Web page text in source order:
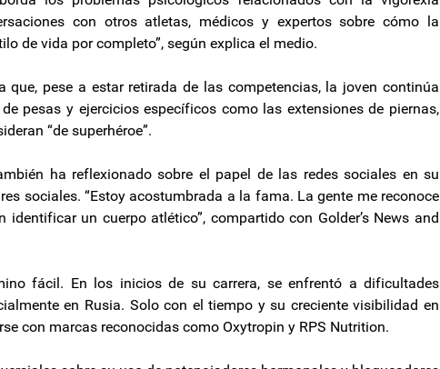
con otros atletas, médicos y expertos sobre cómo la
de vida por completo”, según explica el medio.
pese a estar retirada de las competencias, la joven continúa
pesas y ejercicios específicos como las extensiones de piernas,
“de superhéroe”.
ha reflexionado sobre el papel de las redes sociales en su
sociales. “Estoy acostumbrada a la fama. La gente me reconoce
un cuerpo atlético”, compartido con Golder’s News and
fácil. En los inicios de su carrera, se enfrentó a dificultades
en Rusia. Solo con el tiempo y su creciente visibilidad en
con marcas reconocidas como Oxytropin y RPS Nutrition.